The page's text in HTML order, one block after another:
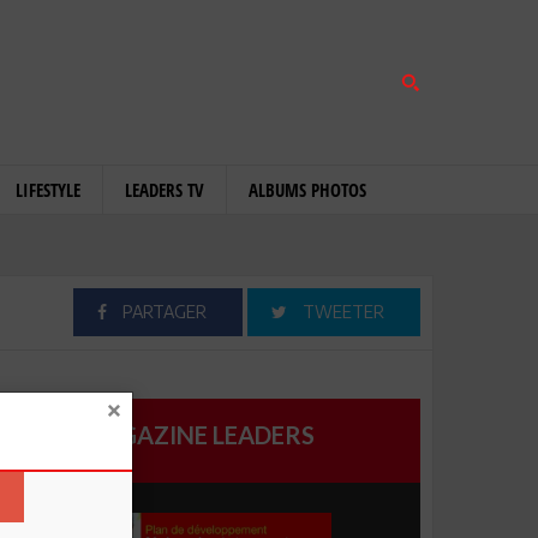
LIFESTYLE LEADERS TV ALBUMS PHOTOS
PARTAGER TWEETER
MAGAZINE LEADERS